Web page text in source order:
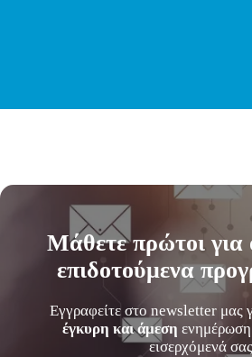
Μάθετεπρώτοι για
επιδοτούμενα
Εγγραφείτε στο newsletter μας
έγκυρη και άμεση ενημέρωση
εισερχόμενά